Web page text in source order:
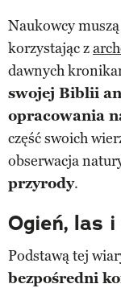
Naukowcy
korzystając z
dawnych
swojej Biblii
opracowania
część swoich
obserwacja
przyrody.
Ogień, las
Podstawą tej
bezpośredni